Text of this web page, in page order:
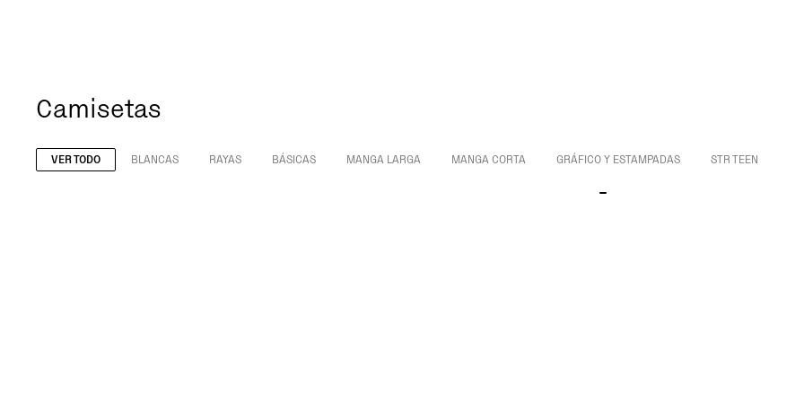
Camisetas
VER TODO BLANCAS RAYAS BÁSICAS MANGA LARGA MANGA CORTA GRÁFICO Y ESTAMPADAS STR TEEN